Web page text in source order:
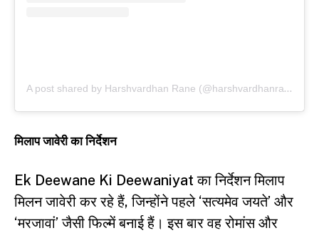
A post shared by Harshvardhan Rane (@harshvardhanrane)
मिलाप जावेरी का निर्देशन
Ek Deewane Ki Deewaniyat का निर्देशन मिलाप
मिलन जावेरी कर रहे हैं, जिन्होंने पहले ‘सत्यमेव जयते’ और
‘मरजावां’ जैसी फिल्में बनाई हैं। इस बार वह रोमांस और